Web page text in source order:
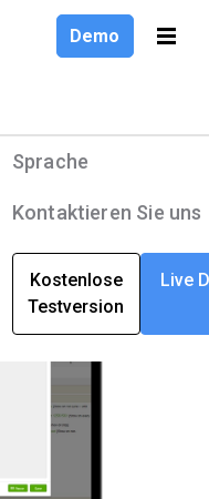
Demo
Produkte
Lösungen
Unternehmen
Ressourcen
Sprache
English
Deutsch
Français
Sprache
Kontaktieren Sie uns
Kostenlose
Testversion
Live
in Ihre Prozesse
wie FDA,
mehr. Reduzieren
von 100 %